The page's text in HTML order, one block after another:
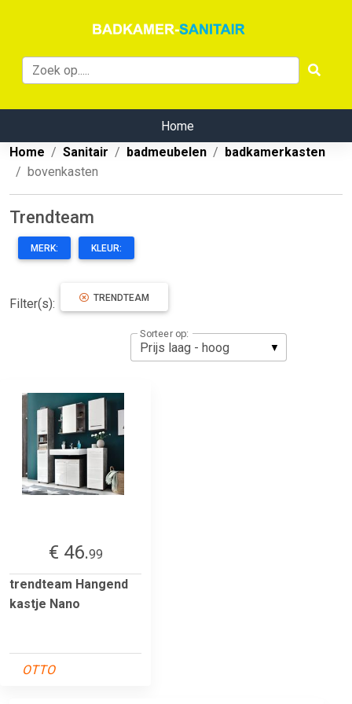
Home
Home
Sanitair badmeubelen
badkamerkasten
bovenkasten
Trendteam
MERK: KLEUR:
Filter(s): TRENDTEAM
Sorteer op:
€ 46.99
trendteam Hangend
kastje Nano
OTTO